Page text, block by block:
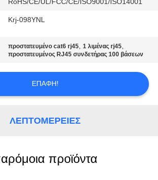
RoHS/CE/UL/FCC/CE/ISO9001/ISO14001
Krj-098YNL
προστατευμένο cat6 rj45,1 λιμένας rj45,
προστατευμένος RJ45 συνδετήρας 100 βάσεων
ΕΠΑΦΉ!
ΛΕΠΤΟΜΈΡΕΙΕΣ
προϊόντα